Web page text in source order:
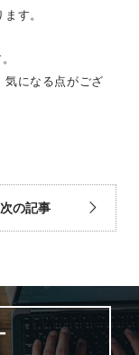
す。
気になる点がござ
次の記事